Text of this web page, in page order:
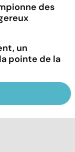
des
un
pointe de la